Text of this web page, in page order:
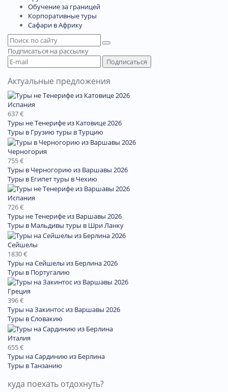
Обучение за границей
Корпоративные туры
Сафари в Африку
Подписаться на рассылку
Подписаться
Актуальные предложения
Испания
637 €
Туры не Тенерифе из Катовице 2026
Туры в Грузию туры в Турцию
Черногория
755 €
Туры в Черногорию из Варшавы 2026
Туры в Египеттуры в Чехию
Испания
726 €
Туры не Тенерифе из Варшавы 2026
Туры в Мальдивы туры в Шри Ланку
Сейшелы
1830 €
Туры на Сейшелы из Берлина 2026
Туры в Португалию
Греция
396 €
Туры на Закинтос из Варшавы 2026
Туры в Словакию
Италия
655 €
Туры на Сардинию из Берлина
Туры в Танзанию
куда поехать отдохнуть?